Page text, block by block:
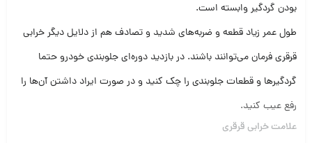
بودن گردگیر وابسته است.
طول عمر زیاد قطعه و ضربه‌های شدید و تصادف هم از دلایل دیگر خرابی
قرقری فرمان می‌توانند باشند. در بازدید دوره‌ای جلوبندی خودرو حتما
گردگیر‌ها و قطعات جلوبندی را چک کنید و در صورت ایراد داشتن آن‌ها را
رفع عیب کنید.
علامت خرابی قرقری